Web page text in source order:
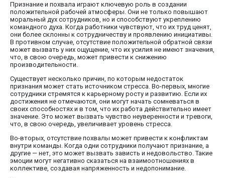
Признание и похвала играют ключевую роль в создании
положительной рабочей атмосферы. Они не только повышают
моральный дух сотрудников, но и способствуют укреплению
командного духа. Когда работники чувствуют, что их труд ценят,
они более склонны к сотрудничеству и проявлению инициативы.
В противном случае, отсутствие положительной обратной связи
может вызвать у них ощущение, что их усилия не имеют значения,
что, в свою очередь, может привести к снижению
производительности.
Существует несколько причин, по которым недостаток
признания может стать источником стресса. Во-первых, многие
сотрудники стремятся к карьерному росту и развитию. Если их
достижения не отмечаются, они могут начать сомневаться в
своих способностях и в том, что их работа действительно имеет
значение. Это может вызвать чувство неуверенности и тревоги,
что, в свою очередь, увеличивает уровень стресса.
Во-вторых, отсутствие похвалы может привести к конфликтам
внутри команды. Когда одни сотрудники получают признание, а
другие — нет, это может вызвать зависть и недовольство. Такие
эмоции могут негативно сказаться на взаимоотношениях в
коллективе, создавая напряженность и недопонимание.